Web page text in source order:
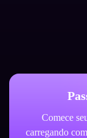
Comece
carregando